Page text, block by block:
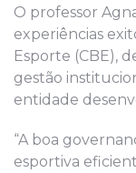
O professor
experiências
Esporte (CBE),
gestão
entidade
“A boa
esportiva